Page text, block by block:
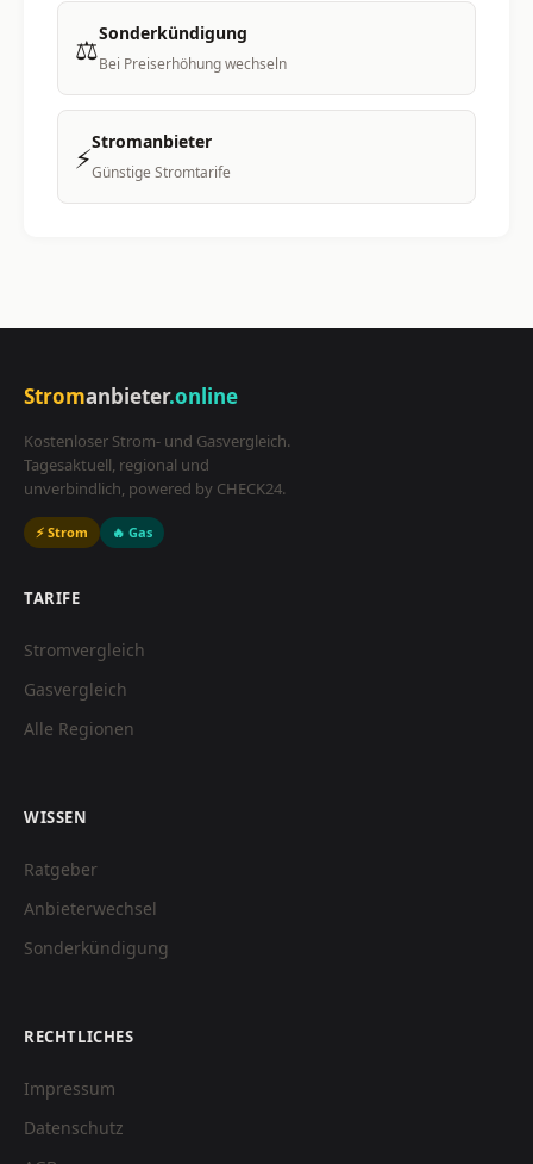
⚖️Sonderkündigung
Bei Preiserhöhung wechseln
⚡Stromanbieter
Günstige Stromtarife
Stromanbieter.online
Kostenloser Strom- und Gasvergleich.
Tagesaktuell, regional und
unverbindlich, powered by CHECK24.
⚡ Strom 🔥 Gas
TARIFE
Stromvergleich
Gasvergleich
Alle Regionen
WISSEN
Ratgeber
Anbieterwechsel
Sonderkündigung
RECHTLICHES
Impressum
Datenschutz